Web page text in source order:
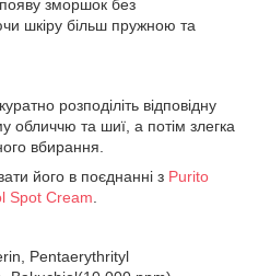
зморшок без
шкіру більш пружною та
розподіліть відповідну
обличчю та шиї, а потім злегка
вбирання.
його в поєднанні з Purito
Spot Cream
Pentaerythrityl